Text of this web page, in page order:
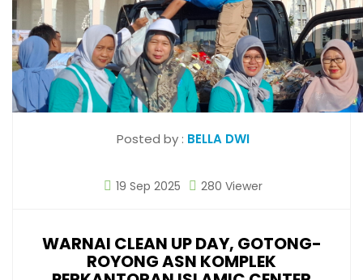
Posted by : BELLA DWI
19 Sep 2025 280 Viewer
WARNAI CLEAN UP DAY, GOTONG-
ROYONG ASN KOMPLEK